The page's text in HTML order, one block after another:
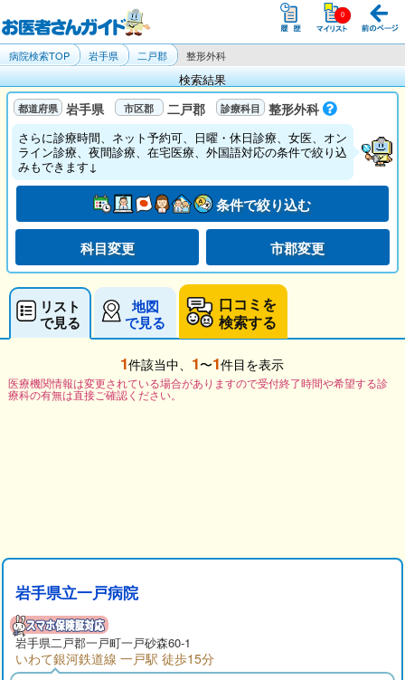
病院検索TOP 岩手県 二戸郡 整形外科
検索結果
岩手県 二戸郡 整形外科
さらに診療時間、ネット予約可、日曜・休日診療、女医、オン
ライン診療、夜間診療、在宅医療、外国語対応の条件で絞り込
みもできます↓
条件で絞り込む
科目変更 市郡変更
リスト
で見る
地図
で見る
口コミを
検索する
1件該当中、 1〜1件目を表示
医療機関情報は変更されている場合がありますので受付終了時間や希望する診
療科の有無は直接ご確認ください。
岩手県立一戸病院
岩手県二戸郡一戸町一戸砂森60-1
いわて銀河鉄道線 一戸駅 徒歩15分